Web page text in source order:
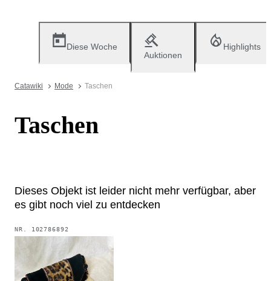
Diese Woche
Auktionen
Highlights
Catawiki Mode Taschen
Taschen
Dieses Objekt ist leider nicht mehr verfügbar, aber
es gibt noch viel zu entdecken
NR. 102786892